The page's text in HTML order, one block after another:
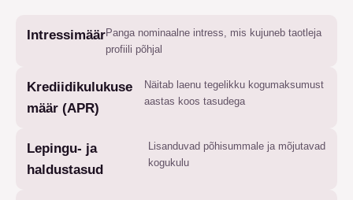
IntressimäärPanga nominaalne intress, mis kujuneb taotleja
profiili põhjal
Krediidikulukuse
määr (APR)
Näitab laenu tegelikku kogumaksumust
aastas koos tasudega
Lepingu- ja
haldustasud
Lisanduvad põhisummale ja mõjutavad
kogukulu